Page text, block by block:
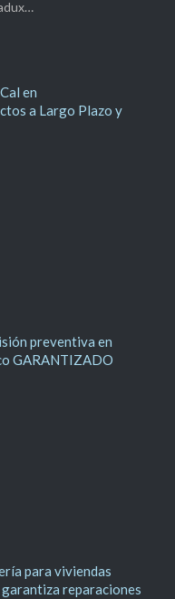
en
a Largo Plazo y
preventiva en
GARANTIZADO
para viviendas
reparaciones